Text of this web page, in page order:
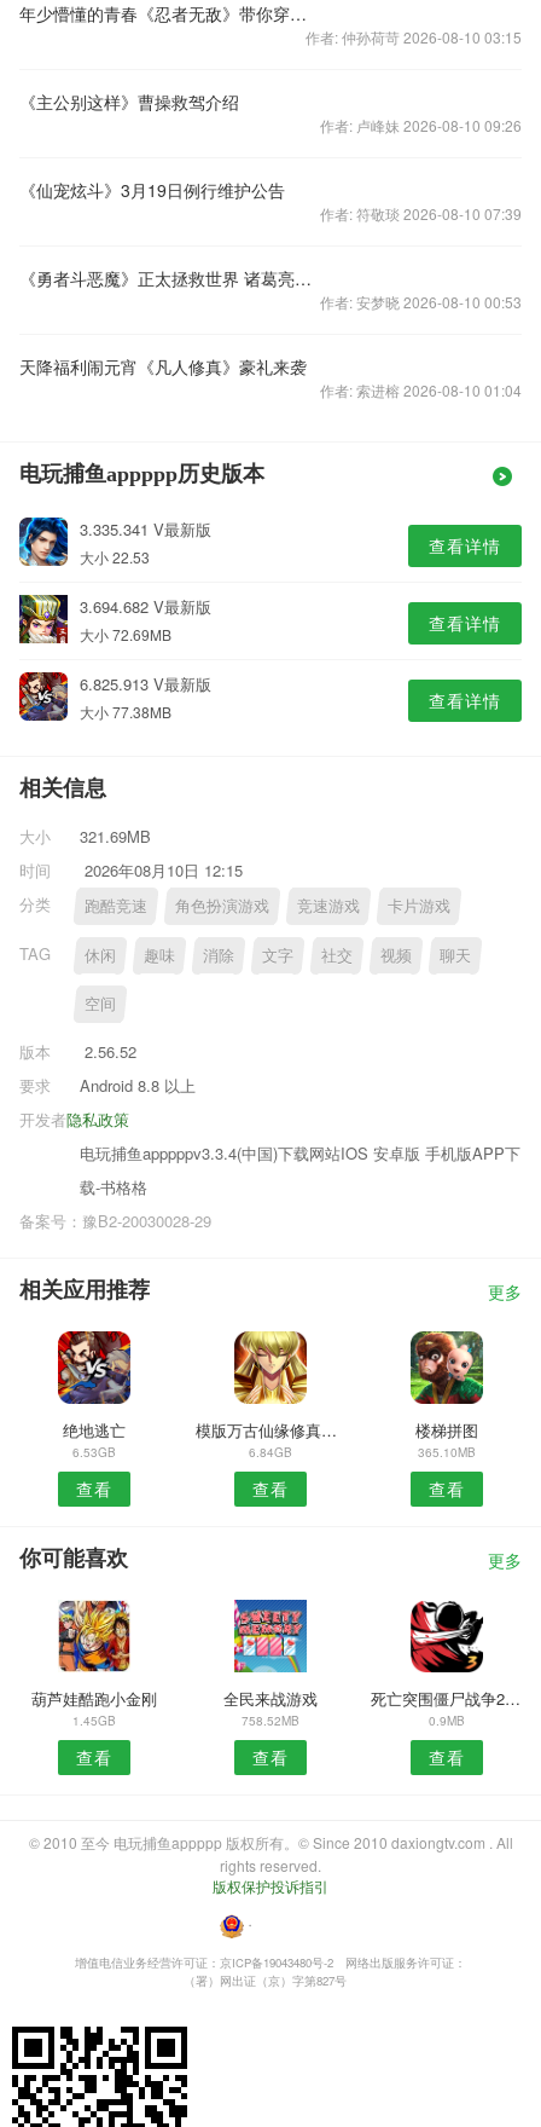
年少懵懂的青春《忍者无敌》带你穿越火影时代
作者: 仲孙荷苛 2026-08-10 03:15
《主公别这样》曹操救驾介绍
作者: 卢峰妹 2026-08-10 09:26
《仙宠炫斗》3月19日例行维护公告
作者: 符敬琰 2026-08-10 07:39
《勇者斗恶魔》正太拯救世界 诸葛亮职业攻略
作者: 安梦晓 2026-08-10 00:53
天降福利闹元宵《凡人修真》豪礼来袭
作者: 索进榕 2026-08-10 01:04
电玩捕鱼appppp历史版本
3.335.341 V最新版
大小 22.53 查看详情
3.694.682 V最新版
大小 72.69MB 查看详情
6.825.913 V最新版
大小 77.38MB 查看详情
相关信息
大小
321.69MB
时间
2026年08月10日 12:15
分类
跑酷竞速 角色扮演游戏 竞速游戏 卡片游戏
TAG 休闲 趣味 消除 文字 社交 视频 聊天
空间
版本
2.56.52
要求
Android 8.8 以上
隐私政策
开发者
电玩捕鱼apppppv3.3.4(中国)下载网站IOS 安卓版 手机版APP下
载-书格格
备案号：豫B2-20030028-29
相关应用推荐 更多
绝地逃亡
6.53GB
查看
模版万古仙缘修真诀手游
6.84GB
查看
楼梯拼图
365.10MB
查看
你可能喜欢 更多
葫芦娃酷跑小金刚
1.45GB
查看
全民来战游戏
758.52MB
查看
死亡突围僵尸战争2022
0.9MB
查看
© 2010 至今 电玩捕鱼appppp 版权所有。© Since 2010 daxiongtv.com . All
rights reserved.
版权保护投诉指引
・
增值电信业务经营许可证：京ICP备19043480号-2
网络出版服务许可证：
（署）网出证（京）字第827号